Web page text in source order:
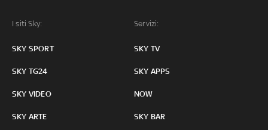
I siti Sky:
SKY SPORT
SKY TG24
SKY VIDEO
SKY ARTE
Servizi:
SKY TV
SKY APPS
NOW
SKY BAR